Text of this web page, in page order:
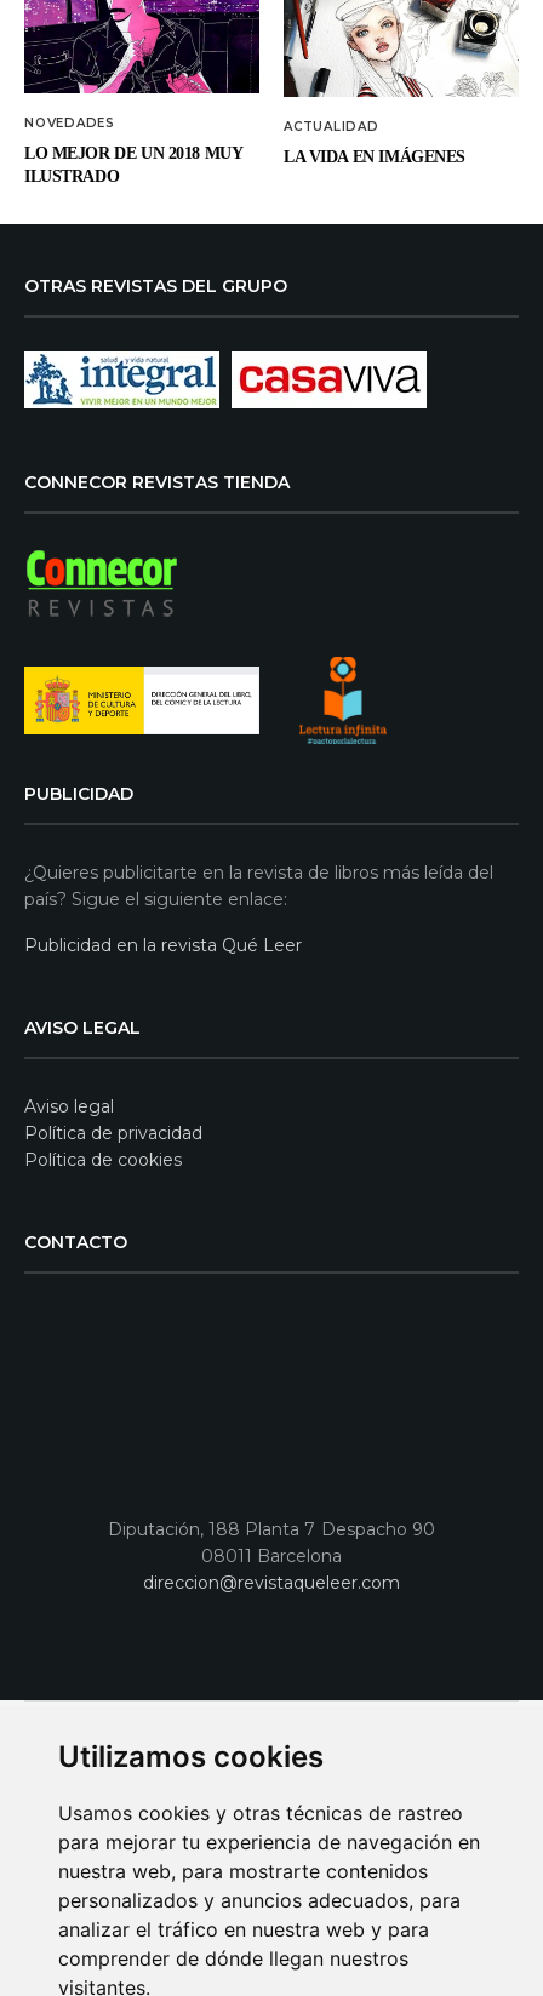
Utilizamos cookies
Usamos cookies y otras técnicas de rastreo
para mejorar tu experiencia de navegación en
nuestra web, para mostrarte contenidos
personalizados y anuncios adecuados, para
analizar el tráfico en nuestra web y para
comprender de dónde llegan nuestros
visitantes.
NOVEDADES
LO MEJOR DE UN 2018 MUY
ILUSTRADO
ACTUALIDAD
LA VIDA EN IMÁGENES
OTRAS REVISTAS DEL GRUPO
CONNECOR REVISTAS TIENDA
PUBLICIDAD
¿Quieres publicitarte en la revista de libros más leída del
país? Sigue el siguiente enlace:
Publicidad en la revista Qué Leer
AVISO LEGAL
Aviso legal
Política de privacidad
Política de cookies
CONTACTO
Diputación, 188 Planta 7 Despacho 90
08011 Barcelona
direccion@revistaqueleer.com
AVISO LEGAL POLITICA DE COOKIES
POLITICA DE PRIVACIDAD
PUBLICIDAD EN LA REVISTA QUÉ LEER
SORTEO-PREESTRENOS